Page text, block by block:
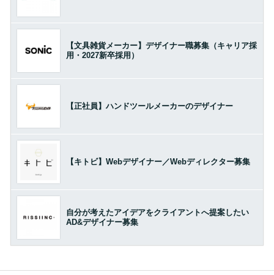
【文具雑貨メーカー】デザイナー職募集（キャリア採
用・2027新卒採用）
【正社員】ハンドツールメーカーのデザイナー
【キトビ】Webデザイナー／Webディレクター募集
自分が考えたアイデアをクライアントへ提案したい
AD&デザイナー募集